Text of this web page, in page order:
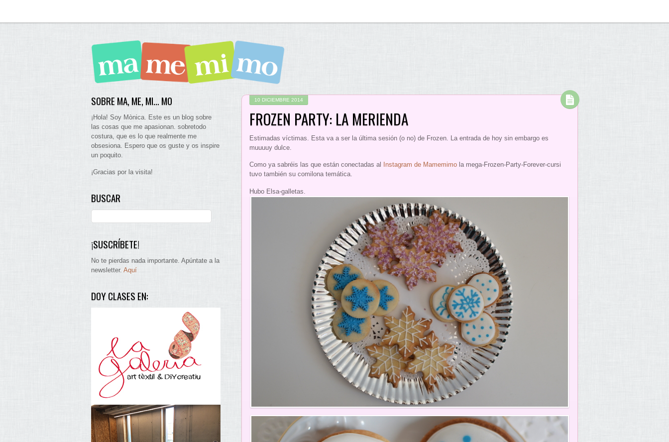
10 DICIEMBRE 2014
FROZEN PARTY: LA MERIENDA
Estimadas víctimas. Esta va a ser la última sesión (o no) de Frozen. La entrada de hoy sin embargo es
muuuuy dulce.
Como ya sabréis las que están conectadas al Instagram de Mamemimo la mega-Frozen-Party-Forever-cursi
tuvo también su comilona temática.
Hubo Elsa-galletas.
SOBRE MA, ME, MI… MO
¡Hola! Soy Mònica. Este es un blog sobre
las cosas que me apasionan. sobretodo
costura, que es lo que realmente me
obsesiona. Espero que os guste y os inspire
un poquito.
¡Gracias por la visita!
BUSCAR
¡SUSCRÍBETE!
No te pierdas nada importante. Apúntate a la
newsletter. Aquí
DOY CLASES EN: